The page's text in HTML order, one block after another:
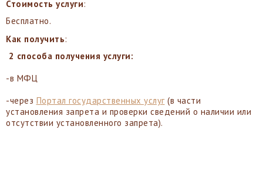
Стоимость услуги:
Бесплатно.
Как получить:
2 способа получения услуги:
-в МФЦ
-через Портал государственных услуг(в части
установления запрета и проверки сведений о наличии или
отсутствии установленного запрета).